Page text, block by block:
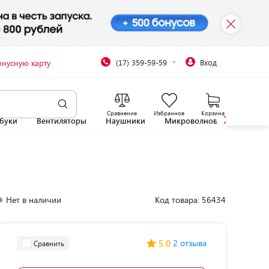
карту (17) 359-59-59 Вход
Сравнение Избранное Корзина
Вентиляторы Наушники Микроволновые печи
Нет в наличии Код товара: 56434
Сравнить 5.0 2 отзыва